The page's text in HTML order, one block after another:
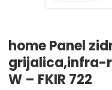
home Panel
grijalica,infra-
W – FKIR 722